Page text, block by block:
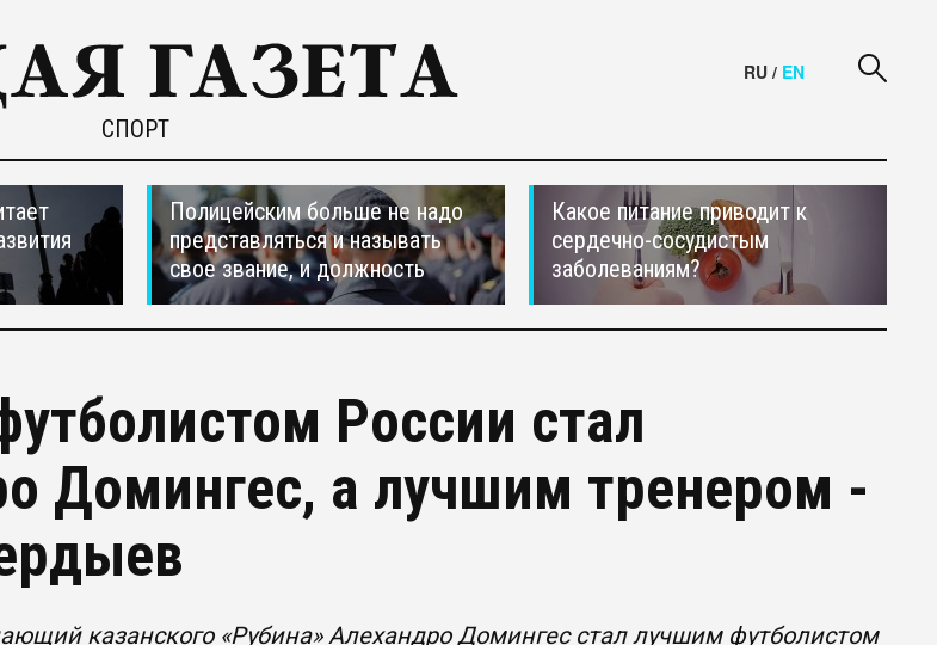
СПОРТ
RU / EN
Полицейским больше не надо
представляться и называть
свое звание, и должность
Какое питание приводит к
сердечно-сосудистым
заболеваниям?
России стал
Домингес, а лучшим тренером -
казанского «Рубина» Алехандро Домингес стал лучшим футболистом